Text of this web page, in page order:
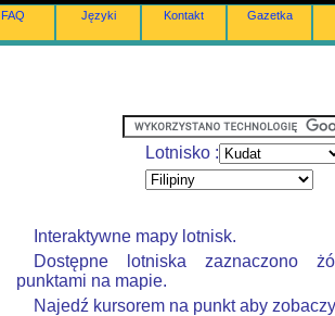
FAQ Języki Kontakt Gazetka
Lotnisko :
Interaktywne mapy lotnisk.
Dostępne lotniska zaznaczono
punktami na mapie.
Najedź kursorem na punkt aby